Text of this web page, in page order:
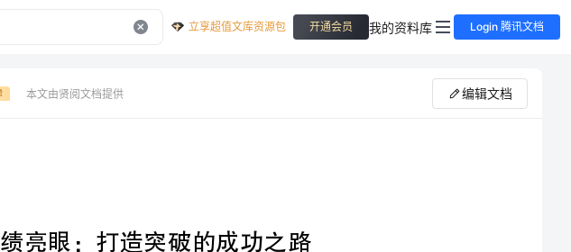
立享超值文库资源包 开通会员 我的资料库 Login 腾讯文档
本文由贤阅文档提供 编辑文档
三季度销售成绩亮眼：打造突破的成功之路